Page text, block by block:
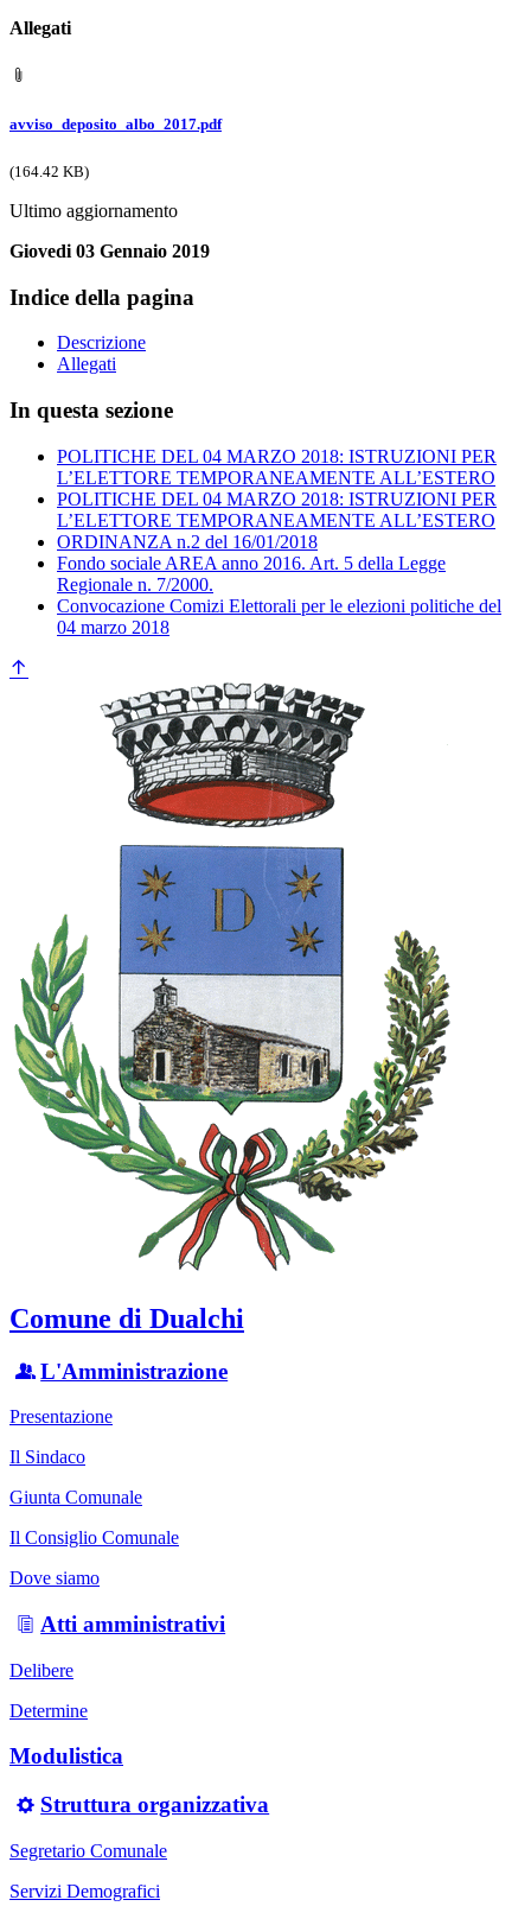
Allegati
avviso_deposito_albo_2017.pdf
(164.42 KB)
Ultimo aggiornamento
Giovedi 03 Gennaio 2019
Indice della pagina
Descrizione
Allegati
In questa sezione
POLITICHE DEL 04 MARZO 2018: ISTRUZIONI PER
L’ELETTORE TEMPORANEAMENTE ALL’ESTERO
POLITICHE DEL 04 MARZO 2018: ISTRUZIONI PER
L’ELETTORE TEMPORANEAMENTE ALL’ESTERO
ORDINANZA n.2 del 16/01/2018
Fondo sociale AREA anno 2016. Art. 5 della Legge
Regionale n. 7/2000.
Convocazione Comizi Elettorali per le elezioni politiche del
04 marzo 2018
Comune di Dualchi
L'Amministrazione
Presentazione
Il Sindaco
Giunta Comunale
Il Consiglio Comunale
Dove siamo
Atti amministrativi
Delibere
Determine
Modulistica
Struttura organizzativa
Segretario Comunale
Servizi Demografici